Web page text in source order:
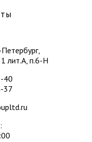
лит.А, п.6-Н
40
37